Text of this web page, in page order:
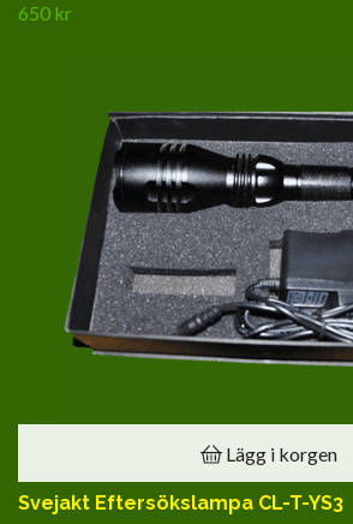
650 kr
Lägg i korgen
Svejakt Eftersökslampa CL-T-YS3